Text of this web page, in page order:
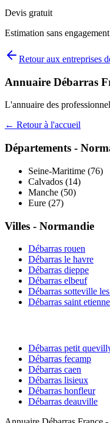
Devis gratuit
Estimation sans engagement
Retour aux entreprises
Annuaire Débarras
L'annuaire des
← Retour à l'accueil
Départements -
Seine-Maritime (76)
Calvados (14)
Manche (50)
Eure (27)
Villes - Normandie
Débarras rouen
Débarras le havre
Débarras dieppe
Débarras elbeuf
Débarras sotteville
Débarras saint
Débarras petit
Débarras fecamp
Débarras caen
Débarras lisieux
Débarras honfleur
Débarras deauville